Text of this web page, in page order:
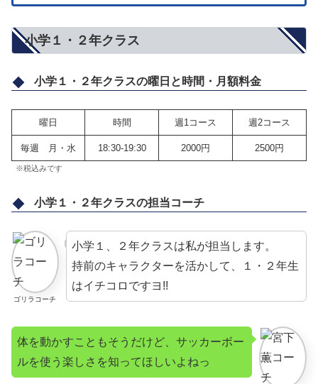
小学１・２年クラス
小学１・２年クラスの曜日と時間・月額料金
曜日 時間 週1コース 週2コース
毎週 月・水 18:30-19:30 2000円 2500円
※税込みです
小学１・２年クラスの担当コーチ
ゴリラコーチ
小学１、２年クラスは私が担当します。
持前のキャラクターを活かして、１・２年生
はイチコロですヨ!!
体を動かすこともそうだけど、サッカーボー
ルを使う楽しさを知ってほしいよねっ